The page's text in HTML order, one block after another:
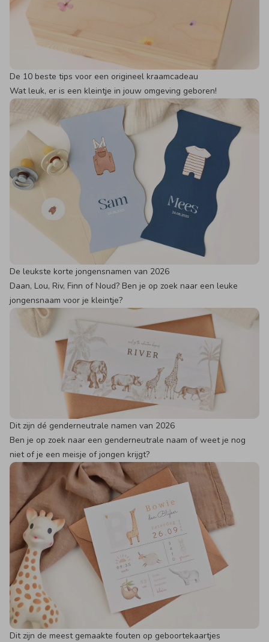
De 10 beste tips voor een origineel kraamcadeau
Wat leuk, er is een kleintje in jouw omgeving geboren!
De leukste korte jongensnamen van 2026
Daan, Lou, Riv, Finn of Noud? Ben je op zoek naar een leuke
jongensnaam voor je kleintje?
Dit zijn dé genderneutrale namen van 2026
Ben je op zoek naar een genderneutrale naam of weet je nog
niet of je een meisje of jongen krijgt?
Dit zijn de meest gemaakte fouten op geboortekaartjes